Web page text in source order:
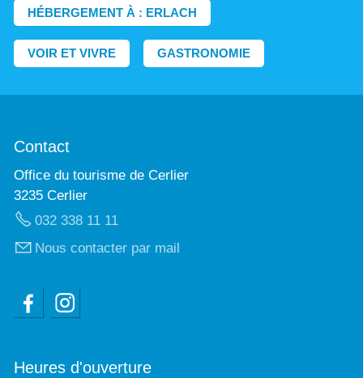
HÉBERGEMENT À : ERLACH
VOIR ET VIVRE GASTRONOMIE
Contact
Office du tourisme de Cerlier
3235 Cerlier
032 338 11 11
Nous contacter par mail
Heures d'ouverture